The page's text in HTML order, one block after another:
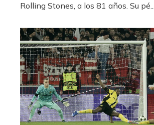
Rolling Stones, a los 81 años. Su pé...